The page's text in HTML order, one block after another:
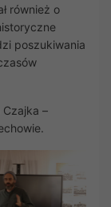
również o
poszukiwania
–